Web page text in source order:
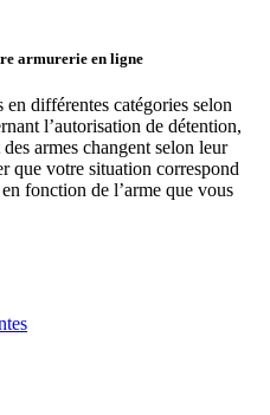
armurerie en ligne
en différentes catégories selon
l’autorisation de détention,
armes changent selon leur
que votre situation correspond
fonction de l’arme que vous